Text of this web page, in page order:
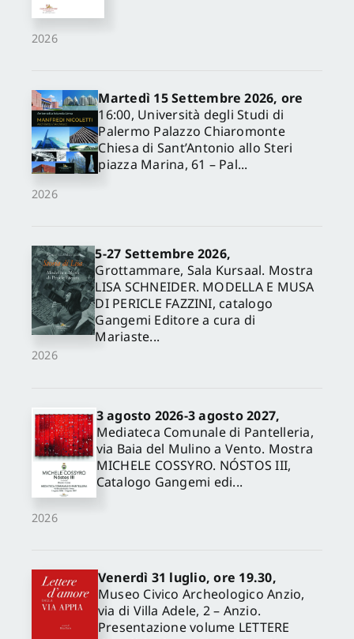
2026
2026
Martedì 15 Settembre 2026, ore
16:00, Università degli Studi di
Palermo Palazzo Chiaromonte
Chiesa di Sant’Antonio allo Steri
piazza Marina, 61 – Pal...
2026
5-27 Settembre 2026,
Grottammare, Sala Kursaal. Mostra
LISA SCHNEIDER. MODELLA E MUSA
DI PERICLE FAZZINI, catalogo
Gangemi Editore a cura di
Mariaste...
2026
3 agosto 2026-3 agosto 2027,
Mediateca Comunale di Pantelleria,
via Baia del Mulino a Vento. Mostra
MICHELE COSSYRO. NÓSTOS III,
Catalogo Gangemi edi...
Venerdì 31 luglio, ore 19.30,
Museo Civico Archeologico Anzio,
via di Villa Adele, 2 – Anzio.
Presentazione volume LETTERE